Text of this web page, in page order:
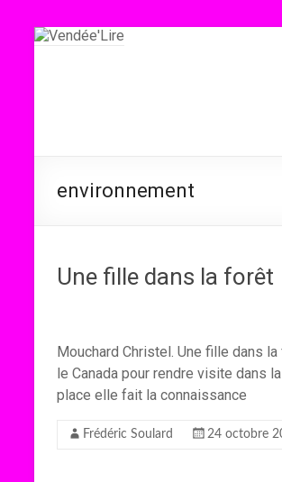
Aller
collégiens
environnement
Une fille dans la forêt
Mouchard Christel. Une fille dans
le Canada pour rendre visite dans
place elle fait la connaissance
Frédéric Soulard 24 octobre